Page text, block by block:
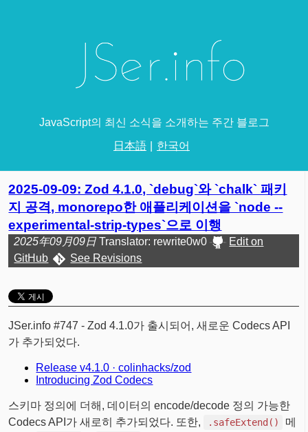
JavaScript의 최신 소식을 소개하는 주간 블로그
日本語 한국어
2025-09-09: Zod 4.1.0, `debug`와 `chalk` 패키
지 공격, monorepo한 애플리케이션을 `node --
experimental-strip-types`으로 이행
2025年09月09日 Translator: rewrite0w0
Edit on
GitHub
See Revisions
JSer.info #747 - Zod 4.1.0가 출시되어, 새로운 Codecs API
가 추가되었다.
Release v4.1.0 · colinhacks/zod
Introducing Zod Codecs
스키마 정의에 더해, 데이터의 encode/decode 정의 가능한
Codecs API가 새로히 추가되었다. 또한,
.safeExtend()
메